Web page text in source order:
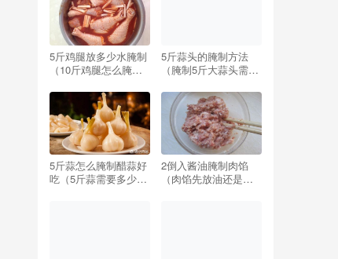
5斤鸡腿放多少水腌制
（10斤鸡腿怎么腌制
5斤蒜头的腌制方法
（腌制5斤大蒜头需要
5斤蒜怎么腌制醋蒜好
吃（5斤蒜需要多少糖
2倒入酱油腌制肉馅
（肉馅先放油还是先